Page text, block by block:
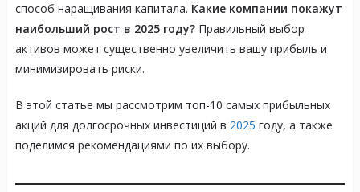
способ наращивания капитала. Какие компании покажут
наибольший рост в 2025 году?Правильный выбор
активов может существенно увеличить вашу прибыль и
минимизировать риски.
В этой статье мы рассмотрим топ-10 самых прибыльных
акций для долгосрочных инвестиций в 2025 году, а также
поделимся рекомендациями по их выбору.